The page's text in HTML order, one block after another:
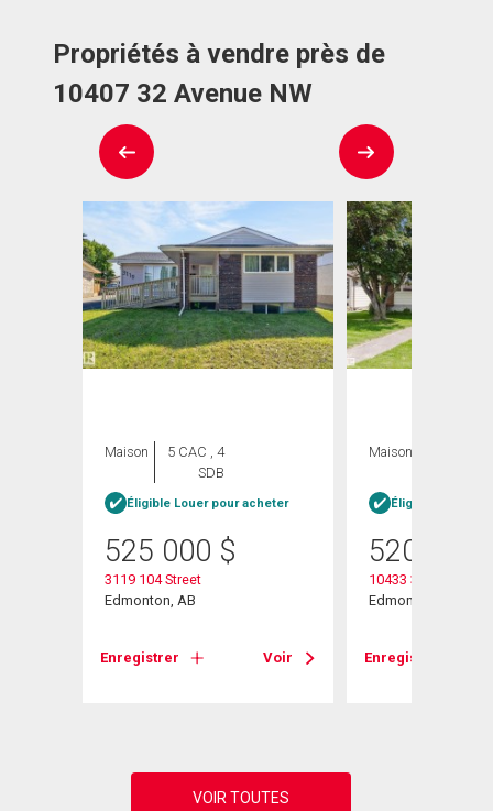
Propriétés à vendre près de
10407 32 Avenue NW
Maison
5 CAC , 4
SDB
Éligible Louer pour acheter
525 000 $
3119 104 Street
Edmonton, AB
Enregistrer Voir
Maison
Éligible Louer
520 000
10433 32a Avenue
Edmonton, AB
Enregistrer